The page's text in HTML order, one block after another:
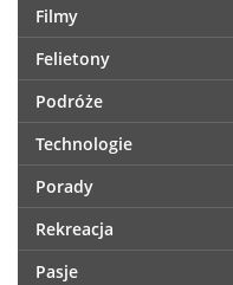
Filmy
Felietony
Podróże
Technologie
Porady
Rekreacja
Pasje